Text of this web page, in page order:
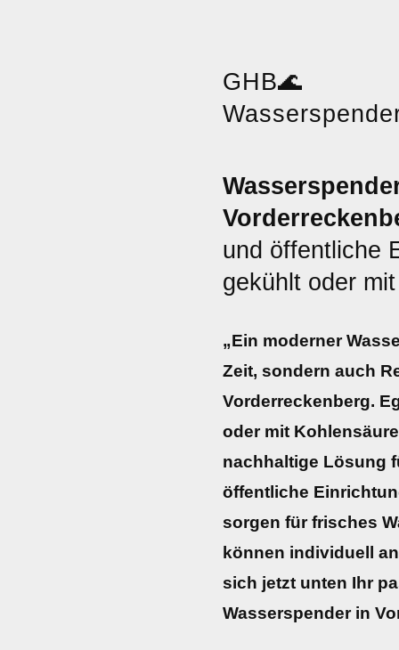
GHB🌊
und öffentliche
gekühlt oder
„Ein moderner
Zeit, sondern auch
Vorderreckenberg.
oder mit
nachhaltige Lösung
öffentliche
sorgen für frisches
können individuell
sich jetzt unten Ihr
Wasserspender in